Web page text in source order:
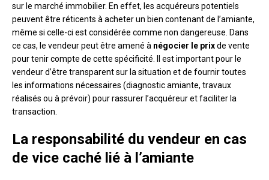
sur le marché immobilier. En effet, les acquéreurs potentiels
peuvent être réticents à acheter un bien contenant de l’amiante,
même si celle-ci est considérée comme non dangereuse. Dans
ce cas, le vendeur peut être amené à négocier le prixde vente
pour tenir compte de cette spécificité. Il est important pour le
vendeur d’être transparent sur la situation et de fournir toutes
les informations nécessaires (diagnostic amiante, travaux
réalisés ou à prévoir) pour rassurer l’acquéreur et faciliter la
transaction.
La responsabilité du vendeur en cas
de vice caché lié à l’amiante